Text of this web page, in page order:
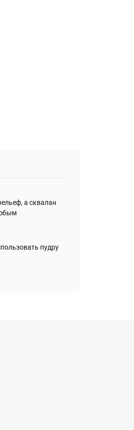
а сквалан
пудру